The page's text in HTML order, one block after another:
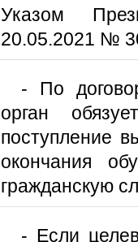
Указом
20.05.2021 №
- По
орган
поступление
окончания
гражданскую
- Если